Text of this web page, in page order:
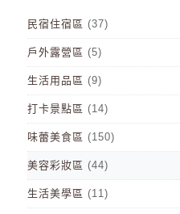
民宿住宿區 (37)
戶外露營區 (5)
生活用品區 (9)
打卡景點區 (14)
味蕾美食區 (150)
美容彩妝區 (44)
生活美學區 (11)